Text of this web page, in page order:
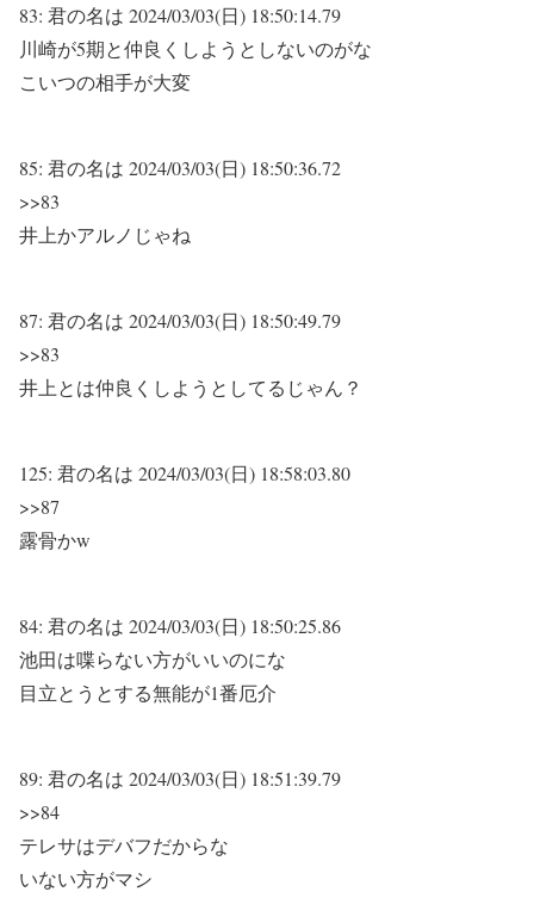
83: 君の名は 2024/03/03(日) 18:50:14.79
川崎が5期と仲良くしようとしないのがな
こいつの相手が大変
85: 君の名は 2024/03/03(日) 18:50:36.72
>>83
井上かアルノじゃね
87: 君の名は 2024/03/03(日) 18:50:49.79
>>83
井上とは仲良くしようとしてるじゃん？
125: 君の名は 2024/03/03(日) 18:58:03.80
>>87
露骨かw
84: 君の名は 2024/03/03(日) 18:50:25.86
池田は喋らない方がいいのにな
目立とうとする無能が1番厄介
89: 君の名は 2024/03/03(日) 18:51:39.79
>>84
テレサはデバフだからな
いない方がマシ